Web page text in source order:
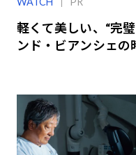
軽くて美しい、“完
ンド・ビアンシェの